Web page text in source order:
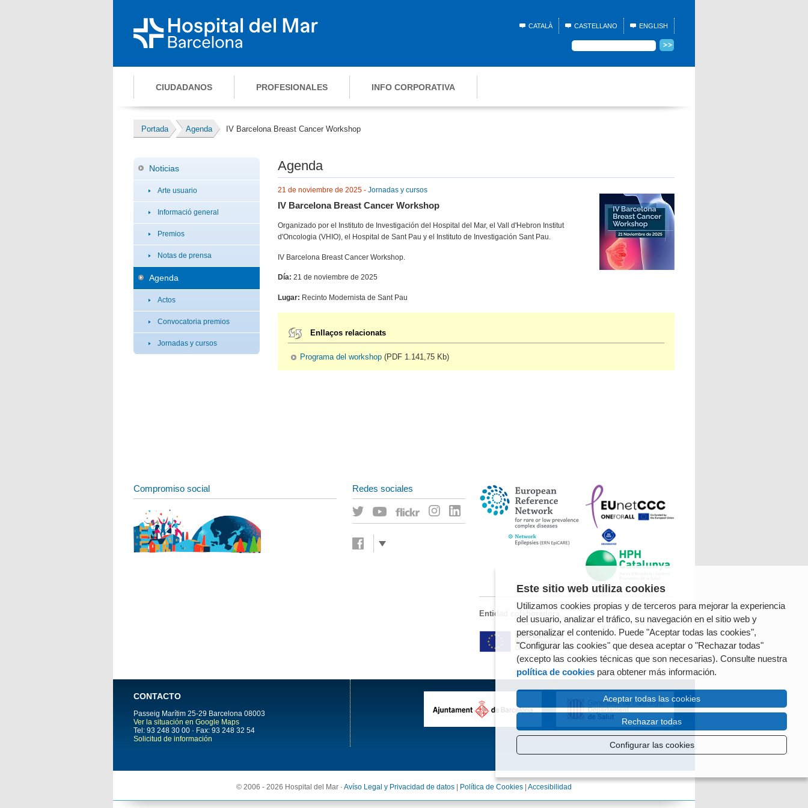
CATALÀ CASTELLANO ENGLISH
CIUDADANOS PROFESIONALES INFO CORPORATIVA
Portada Agenda IV Barcelona Breast Cancer Workshop
Noticias
Arte usuario
Informació general
Premios
Notas de prensa
Agenda
Actos
Convocatoria premios
Jornadas y cursos
Agenda
21 de noviembre de 2025 -Jornadas y cursos
IV Barcelona Breast Cancer Workshop
Organizado por el Instituto de Investigación del Hospital del Mar, el Vall d'Hebron Institut
d'Oncologia (VHIO), el Hospital de Sant Pau y el Instituto de Investigación Sant Pau.
IV Barcelona Breast Cancer Workshop.
Día: 21 de noviembre de 2025
Lugar: Recinto Modernista de Sant Pau
Enllaços relacionats
Programa del workshop (PDF 1.141,75 Kb)
Compromiso social Redes sociales
Entidad colaboradora
CONTACTO
Passeig Marítim 25-29 Barcelona 08003
Ver la situación en Google Maps
Tel: 93 248 30 00 · Fax: 93 248 32 54
Solicitud de información
© 2006 - 2026 Hospital del Mar · Avíso Legal y Privacidad de datos Política de Cookies Accesibilidad
Este sitio web utiliza cookies
Utilizamos cookies propias y de terceros para mejorar la experiencia
del usuario, analizar el tráfico, su navegación en el sitio web y
personalizar el contenido. Puede "Aceptar todas las cookies",
"Configurar las cookies" que desea aceptar o "Rechazar todas"
(excepto las cookies técnicas que son necesarias). Consulte nuestra
política de cookies para obtener más información.
Aceptar todas las cookies
Rechazar todas
Configurar las cookies